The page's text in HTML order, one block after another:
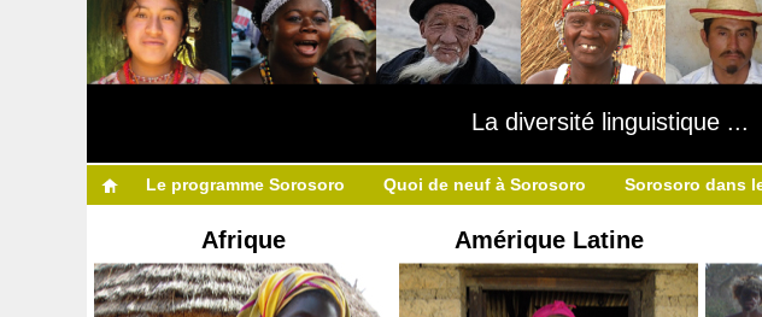
La diversité linguistique
Le programme Sorosoro Quoi de neuf à Sorosoro Sorosoro dans
Afrique Amérique Latine